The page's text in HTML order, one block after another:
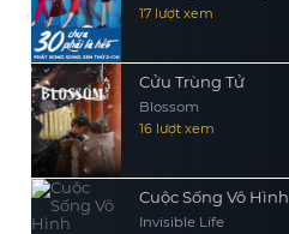
17 lượt xem
Cửu Trùng Tử
Blossom
16 lượt xem
Cuộc Sống Vô Hình
Invisible Life